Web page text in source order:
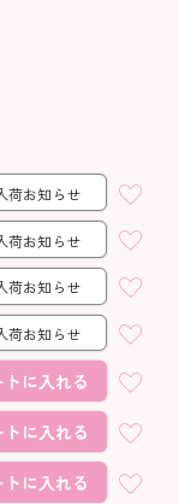
荷お知らせ
荷お知らせ
荷お知らせ
荷お知らせ
トに入れる
トに入れる
トに入れる